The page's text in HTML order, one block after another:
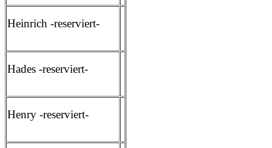
Heinrich -reserviert-
Hades -reserviert-
Henry -reserviert-